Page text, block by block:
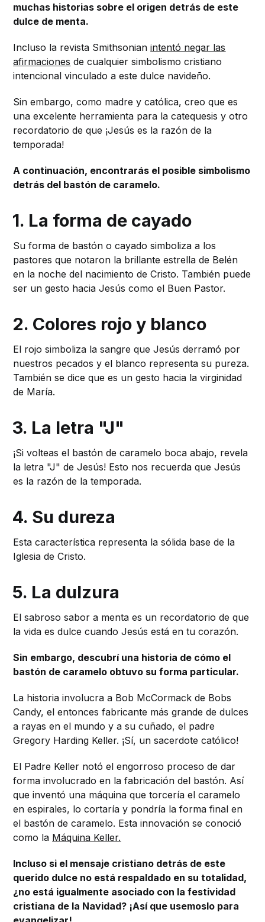
muchas historias sobre el origen detrás de este
dulce de menta.
Incluso la revista Smithsonianintentó negar las
afirmaciones de cualquier simbolismo cristiano
intencional vinculado a este dulce navideño.
Sin embargo, como madre y católica, creo que es
una excelente herramienta para la catequesis y otro
recordatorio de que ¡Jesús es la razón de la
temporada!
A continuación, encontrarás el posible simbolismo
detrás del bastón de caramelo.
1. La forma de cayado
Su forma de bastón o cayado simboliza a los
pastores que notaron la brillante estrella de Belén
en la noche del nacimiento de Cristo. También puede
ser un gesto hacia Jesús como el Buen Pastor.
2. Colores rojo y blanco
El rojo simboliza la sangre que Jesús derramó por
nuestros pecados y el blanco representa su pureza.
También se dice que es un gesto hacia la virginidad
de María.
3. La letra "J"
¡Si volteas el bastón de caramelo boca abajo, revela
la letra "J" de Jesús! Esto nos recuerda que Jesús
es la razón de la temporada.
4. Su dureza
Esta característica representa la sólida base de la
Iglesia de Cristo.
5. La dulzura
El sabroso sabor a menta es un recordatorio de que
la vida es dulce cuando Jesús está en tu corazón.
Sin embargo, descubrí una historia de cómo el
bastón de caramelo obtuvo su forma particular.
La historia involucra a Bob McCormack de Bobs
Candy, el entonces fabricante más grande de dulces
a rayas en el mundo y a su cuñado, el padre
Gregory Harding Keller. ¡Sí, un sacerdote católico!
El Padre Keller notó el engorroso proceso de dar
forma involucrado en la fabricación del bastón. Así
que inventó una máquina que torcería el caramelo
en espirales, lo cortaría y pondría la forma final en
el bastón de caramelo. Esta innovación se conoció
como la Máquina Keller.
Incluso si el mensaje cristiano detrás de este
querido dulce no está respaldado en su totalidad,
¿no está igualmente asociado con la festividad
cristiana de la Navidad? ¡Así que usemoslo para